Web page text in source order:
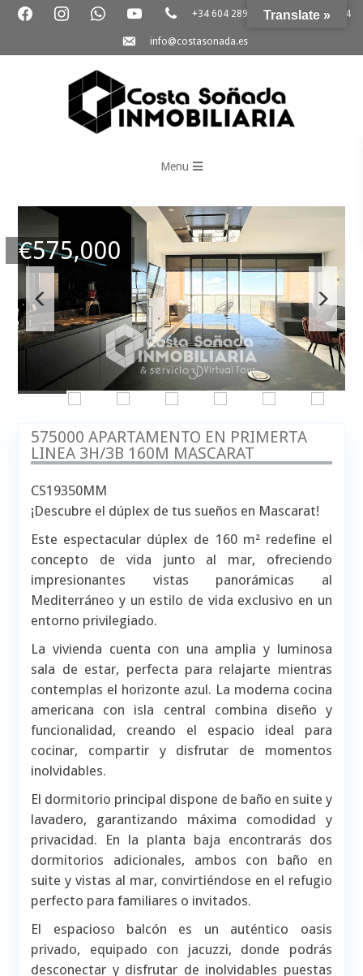
+34 604 289 264 +34 865 796 054
info@costasonada.es
Soñada
Menu
€575,000
575000 APARTAMENTO EN PRIMERTA
LINEA 3H/3B 160M MASCARAT
CS19350MM
¡Descubre el dúplex de tus sueños en Mascarat!
Este espectacular dúplex de 160 m² redefine el
concepto de vida junto al mar, ofreciendo
impresionantes vistas panorámicas al
Mediterráneo y un estilo de vida exclusivo en un
entorno privilegiado.
La vivienda cuenta con una amplia y luminosa
sala de estar, perfecta para relajarte mientras
contemplas el horizonte azul. La moderna cocina
americana con isla central combina diseño y
funcionalidad, creando el espacio ideal para
cocinar, compartir y disfrutar de momentos
inolvidables.
El dormitorio principal dispone de baño en suite y
lavadero, garantizando máxima comodidad y
privacidad. En la planta baja encontrarás dos
dormitorios adicionales, ambos con baño en
suite y vistas al mar, convirtiéndose en el refugio
perfecto para familiares o invitados.
El espacioso balcón es un auténtico oasis
privado, equipado con jacuzzi, donde podrás
desconectar y disfrutar de inolvidables puestas
Translate »